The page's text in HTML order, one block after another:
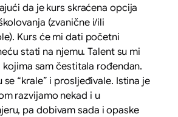
da je kurs skraćena opcija
(zvanične i/ili
Kurs će mi dati početni
stati na njemu. Talent su mi
sam čestitala rođendan.
se “krale” i prosljeđivale. Istina je
razvijamo nekad i u
pa dobivam sada i opaske